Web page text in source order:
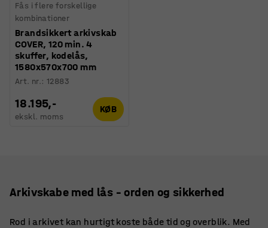
Fås i flere forskellige
kombinationer
Brandsikkert arkivskab
COVER, 120 min. 4
skuffer, kodelås,
1580x570x700 mm
Art. nr.:12883
18.195,-
ekskl. moms
KØB
Arkivskabe med lås – orden og sikkerhed
Rod i arkivet kan hurtigt koste både tid og overblik. Med